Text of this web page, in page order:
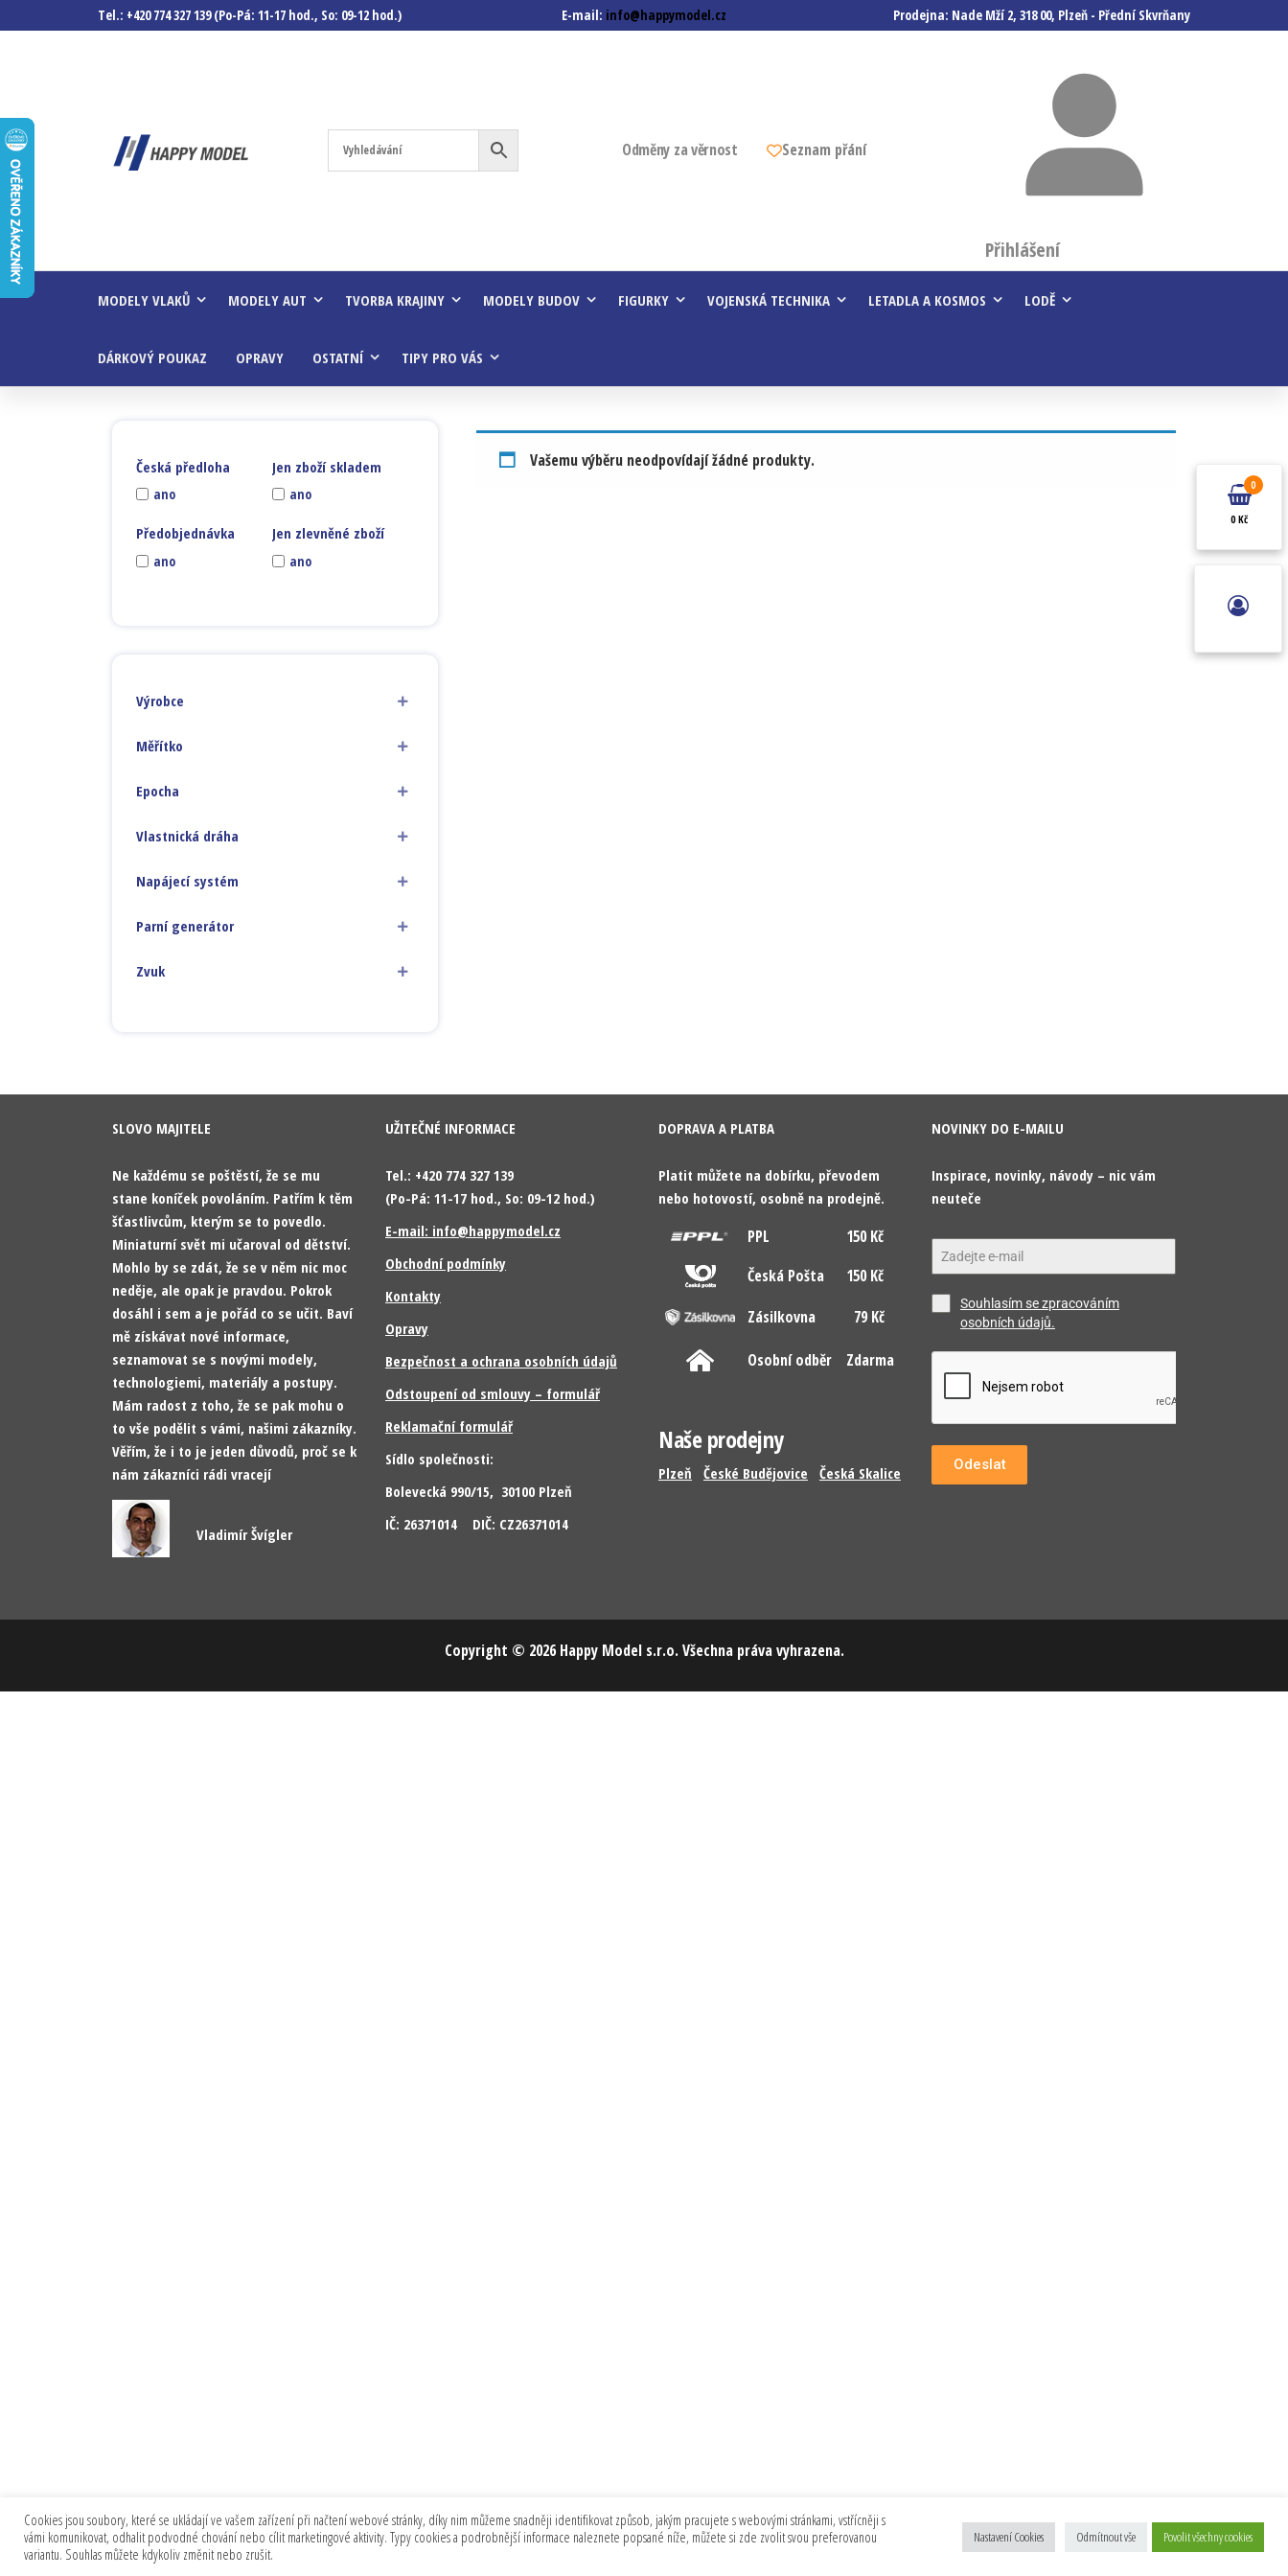
Tel.: +420 774 327 139 (Po-Pá: 11-17 hod., So: 09-12 hod.) E-mail: info@happymodel.cz Prodejna: Nade Mží 2, 318 00, Plzeň - Přední Skvrňany
Happymodel.cz
modelová
Odměny za věrnost Seznam přání
Přihlášení
MODELY VLAKŮ MODELY AUT TVORBA KRAJINY MODELY BUDOV FIGURKY VOJENSKÁ TECHNIKA LETADLA A KOSMOS LODĚ
DÁRKOVÝ POUKAZ OPRAVY OSTATNÍ TIPY PRO VÁS
Vašemu výběru neodpovídají žádné produkty.
Česká předloha
ano
Jen zboží skladem
ano
Předobjednávka
ano
Jen zlevněné zboží
ano
Výrobce
Měřítko
Epocha
Vlastnická dráha
Napájecí systém
Parní generátor
Zvuk
SLOVO MAJITELE
Ne každému se poštěstí, že se mu
stane koníček povoláním. Patřím k těm
šťastlivcům, kterým se to povedlo.
Miniaturní svět mi učaroval od dětství.
Mohlo by se zdát, že se v něm nic moc
neděje, ale opak je pravdou. Pokrok
dosáhl i sem a je pořád co se učit. Baví
mě získávat nové informace,
seznamovat se s novými modely,
technologiemi, materiály a postupy.
Mám radost z toho, že se pak mohu o
to vše podělit s vámi, našimi zákazníky.
Věřím, že i to je jeden důvodů, proč se k
nám zákazníci rádi vracejí
Vladimír Švígler
UŽITEČNÉ INFORMACE
Tel.: +420 774 327 139
(Po-Pá: 11-17 hod., So: 09-12 hod.)
E-mail: info@happymodel.cz
Obchodní podmínky
Kontakty
Opravy
Bezpečnost a ochrana osobních údajů
Odstoupení od smlouvy – formulář
Reklamační formulář
Sídlo společnosti:
Bolevecká 990/15, 30100 Plzeň
IČ: 26371014 DIČ: CZ26371014
DOPRAVA A PLATBA
Platit můžete na dobírku, převodem
nebo hotovostí, osobně na prodejně.
PPL
150 Kč
Česká Pošta
150 Kč
Zásilkovna
79 Kč
Osobní odběr Zdarma
Naše prodejny
Plzeň České Budějovice Česká Skalice
NOVINKY DO E-MAILU
Inspirace, novinky, návody – nic vám
neuteče
Souhlasím se zpracováním
osobních údajů.
Odeslat
Copyright © 2026 Happy Model s.r.o. Všechna práva vyhrazena.
0
0 Kč
Cookies jsou soubory, které se ukládají ve vašem zařízení při načtení webové stránky, díky nim můžeme snadněji identifikovat způsob, jakým pracujete s webovými stránkami, vstřícněji s
vámi komunikovat, odhalit podvodné chování nebo cílit marketingové aktivity. Typy cookies a podrobnější informace naleznete popsané níže, můžete si zde zvolit svou preferovanou
variantu. Souhlas můžete kdykoliv změnit nebo zrušit.
Nastavení Cookies Odmítnout vše Povolit všechny cookies